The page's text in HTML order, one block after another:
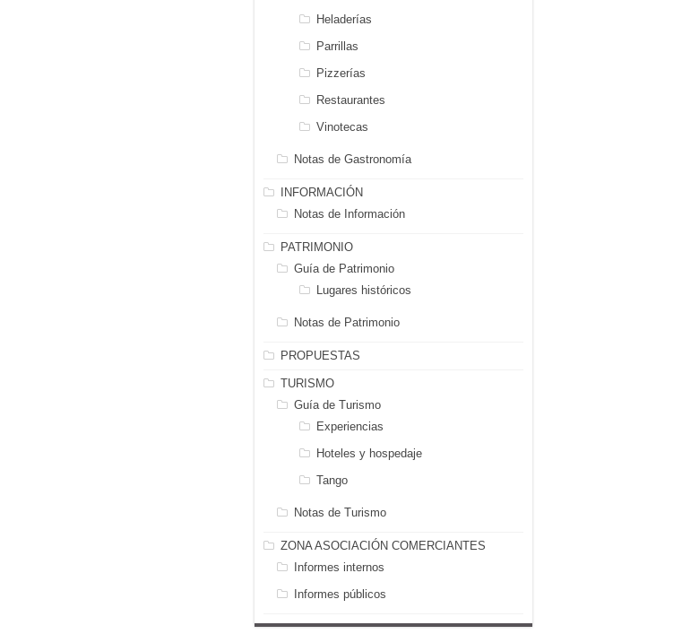
Heladerías
Parrillas
Pizzerías
Restaurantes
Vinotecas
Notas de Gastronomía
INFORMACIÓN
Notas de Información
PATRIMONIO
Guía de Patrimonio
Lugares históricos
Notas de Patrimonio
PROPUESTAS
TURISMO
Guía de Turismo
Experiencias
Hoteles y hospedaje
Tango
Notas de Turismo
ZONA ASOCIACIÓN COMERCIANTES
Informes internos
Informes públicos